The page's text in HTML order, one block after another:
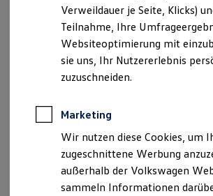
Geschäftskunden
Professional Class bei
Großkunden
Behörden
Direktkunden
Sonderfahrzeuge
Anpfiff zum Gewinn
Elektroautos
ID. Tutorials
Elektrofahrzeugkonzepte
Reichweite
Reichweite der ID. Modelle
Reichweite im Winter
Rhönstraße 17, 97653
info@autoweber-b.de
Montag
Sonntag
Verweildauer je Seite, Klicks)
Teilnahme, Ihre
Websiteoptimierung mit
sie uns, Ihr Nutzererlebnis
zuzuschneiden.
Marketing
Wir nutzen diese Cookies, um
zugeschnittene Werbung
außerhalb der Volkswagen
sammeln Informationen